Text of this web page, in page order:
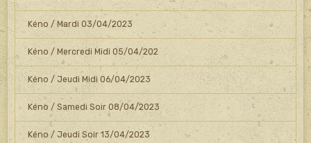
Kéno / Mardi 03/04/2023
Kéno / Mercredi Midi 05/04/202
Kéno / Jeudi Midi 06/04/2023
Kéno / Samedi Soir 08/04/2023
Kéno / Jeudi Soir 13/04/2023